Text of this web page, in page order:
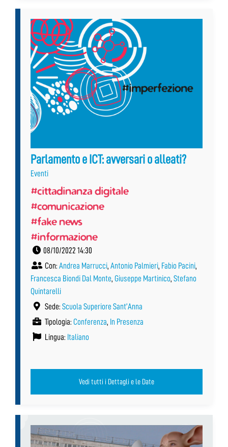
Parlamento e ICT: avversari o alleati?
Eventi
#cittadinanza digitale
#comunicazione
#fake news
#informazione
08/10/2022 14:30
Con: Andrea Marrucci, Antonio Palmieri, Fabio Pacini,
Francesca Biondi Dal Monte, Giuseppe Martinico, Stefano
Quintarelli
Sede: Scuola Superiore Sant’Anna
Tipologia: Conferenza, In Presenza
Lingua: Italiano
Vedi tutti i Dettagli e le Date